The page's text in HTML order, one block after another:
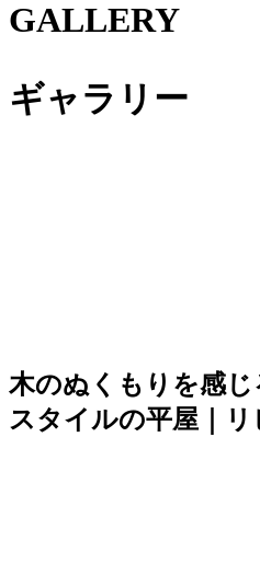
GALLERY
ギャラリー
木のぬくもりを感
スタイルの平屋｜